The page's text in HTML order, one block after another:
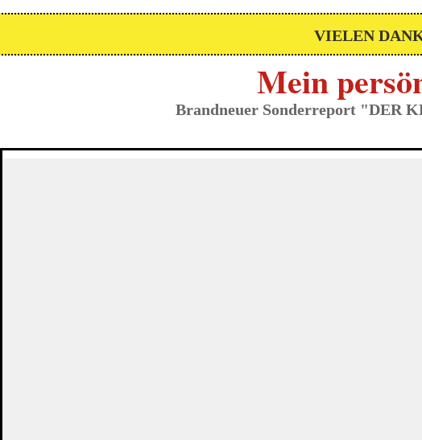
VIELEN
Mein
Brandneuer Sonderreport "DER